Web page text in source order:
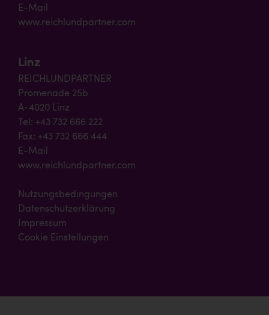
E-Mail
www.reichlundpartner.com
Linz
REICHLUNDPARTNER
Promenade 25b
A-4020 Linz
Tel: +43 732 666 222
Fax: +43 732 666 444
E-Mail
www.reichlundpartner.com
Nutzungsbedingungen
Datenschutzerklärung
Impressum
Cookie Einstellungen